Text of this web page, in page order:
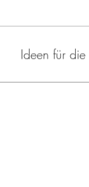
Ideen für